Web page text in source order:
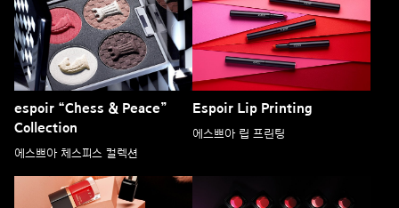
espoir “Chess & Peace”
Collection
에스쁘아 체스피스 컬렉션
Espoir Lip Printing
에스쁘아 립 프린팅